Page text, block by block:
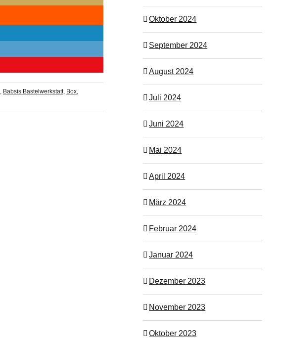
, Babsis Bastelwerkstatt, Box,
Oktober 2024
September 2024
August 2024
Juli 2024
Juni 2024
Mai 2024
April 2024
März 2024
Februar 2024
Januar 2024
Dezember 2023
November 2023
Oktober 2023